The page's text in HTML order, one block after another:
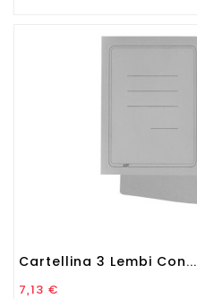
Cartellina 3 Lembi Con...
Prezzo
7,13 €